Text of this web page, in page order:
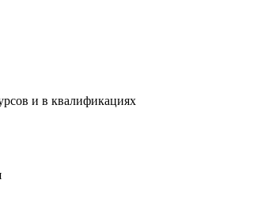
и в квалификациях